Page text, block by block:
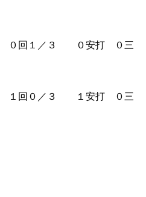
３ ０安打 ０三
３ １安打 ０三